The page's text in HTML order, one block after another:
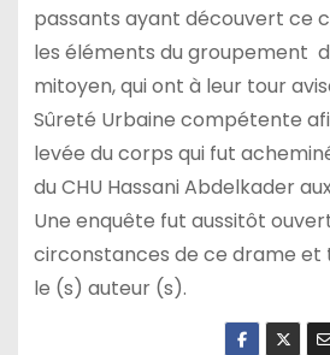
passants ayant découvert ce
les éléments du groupement
mitoyen, qui ont à leur tour
Sûreté Urbaine compétente
levée du corps qui fut
du CHU Hassani Abdelkader
Une enquête fut aussitôt
circonstances de ce drame et
le (s) auteur (s).